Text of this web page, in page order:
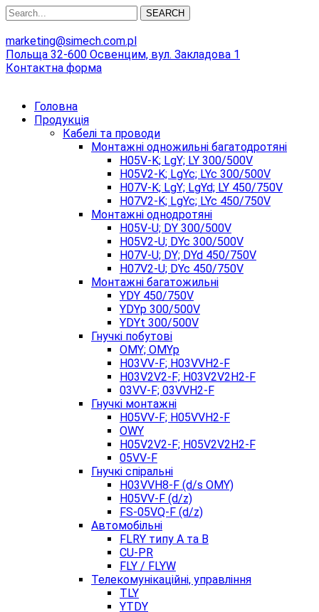
SEARCH
marketing@simech.com.pl
Польща 32-600 Освенцим, вул. Закладова 1
Контактна форма
Головна
Продукція
Кабелі та проводи
Монтажні одножильні багатодротяні
H05V-K; LgY; LY 300/500V
H05V2-K; LgYc; LYc 300/500V
H07V-K; LgY; LgYd; LY 450/750V
H07V2-K; LgYc; LYc 450/750V
Монтажні однодротяні
H05V-U; DY 300/500V
H05V2-U; DYc 300/500V
H07V-U; DY; DYd 450/750V
H07V2-U; DYc 450/750V
Монтажні багатожильні
YDY 450/750V
YDYp 300/500V
YDYt 300/500V
Гнучкі побутові
OMY; OMYp
H03VV-F; H03VVH2-F
H03V2V2-F; H03V2V2H2-F
03VV-F; 03VVH2-F
Гнучкі монтажні
H05VV-F; H05VVH2-F
OWY
H05V2V2-F; H05V2V2H2-F
05VV-F
Гнучкі спіральні
H03VVH8-F (d/s OMY)
H05VV-F (d/z)
FS-05VQ-F (d/z)
Автомобільні
FLRY типу A та B
CU-PR
FLY / FLYW
Телекомунікаційні, управління
TLY
YTDY